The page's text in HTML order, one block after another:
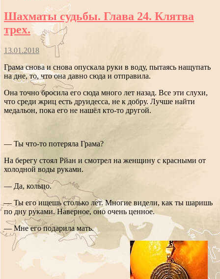
Шахматы судьбы. Глава 24. Клятва
трех.
13.01.2018
Грама снова и снова опускала руки в воду, пытаясь нащупать
на дне, то, что она давно сюда и отправила.
Она точно бросила его сюда много лет назад. Все эти слухи,
что среди жриц есть друидесса, не к добру. Лучше найти
медальон, пока его не нашёл кто-то другой.
— Ты что-то потеряла Грама?
На берегу стоял Рйан и смотрел на женщину с красными от
холодной воды руками.
— Да, кольцо.
— Ты его ищешь столько лет. Многие видели, как ты шаришь
по дну руками. Наверное, оно очень ценное.
— Мне его подарила мать.